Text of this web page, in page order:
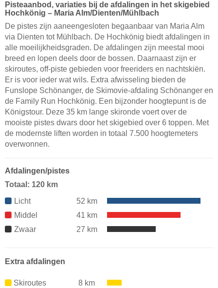
Pisteaanbod, variaties bij de afdalingen in het skigebied
Hochkönig – Maria Alm/​Dienten/​Mühlbach
De pistes zijn aaneengesloten begaanbaar van Maria Alm
via Dienten tot Mühlbach. De Hochkönig biedt afdalingen in
alle moeilijkheidsgraden. De afdalingen zijn meestal mooi
breed en lopen deels door de bossen. Daarnaast zijn er
skiroutes, off-piste gebieden voor freeriders en nachtskiën.
Er is voor ieder wat wils. Extra afwisseling bieden de
Funslope Schönanger, de Skimovie-afdaling Schönanger en
de Family Run Hochkönig. Een bijzonder hoogtepunt is de
Königstour. Deze 35 km lange skironde voert over de
mooiste pistes dwars door het skigebied over 6 toppen. Met
de modernste liften worden in totaal 7.500 hoogtemeters
overwonnen.
Afdalingen/pistes
Totaal: 120 km
Licht
52 km
Middel
41 km
Zwaar
27 km
Extra afdalingen
Skiroutes 8 km